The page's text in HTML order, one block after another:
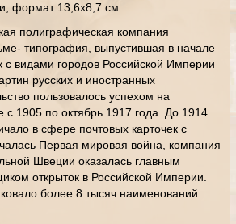
формат 13,6х8,7 см.
полиграфическая компания
типография, выпустившая в начале
с видами городов Российской Империи
русских и иностранных
пользовалось успехом на
с 1905 по октябрь 1917 года. До 1914
в сфере почтовых карточек с
Первая мировая война, компания
Швеции оказалась главным
открыток в Российской Империи.
более 8 тысяч наименований